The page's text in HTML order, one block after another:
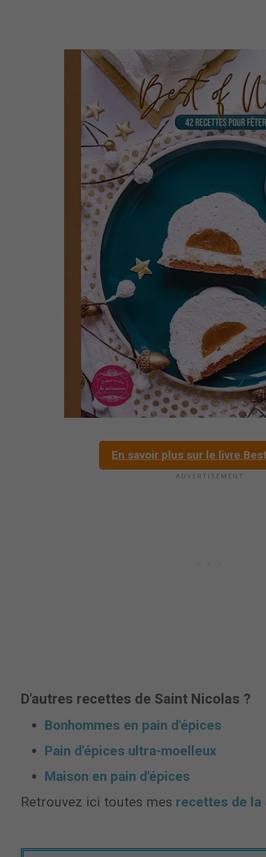
En savoir plus sur le livre
D'autres recettes de Saint Nicolas ?
Bonhommes en pain d'épices
Pain d'épices ultra-moelleux
Maison en pain d'épices
Retrouvez ici toutes mes recettes de la